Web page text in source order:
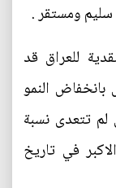
سليم ومستقر .
للعراق قد
بانخفاض النمو
لم تتعدى نسبة
الاكبر في تاريخ